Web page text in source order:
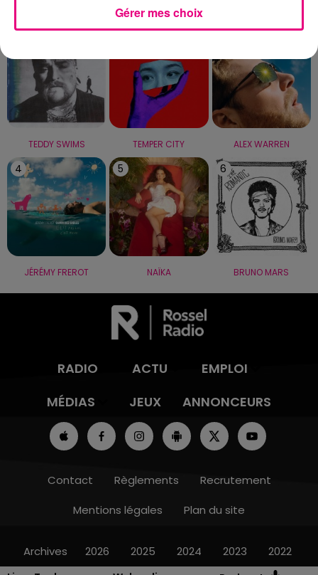
TEDDY SWIMS TEMPER CITY ALEX WARREN
4
JÉRÉMY FREROT
5
NAÏKA
6
BRUNO MARS
RADIO ACTU
EMPLOI
MÉDIAS
JEUX ANNONCEURS
Contact Règlements
Recrutement
Mentions légales
Plan du site
Archives 2026 2025 2024 2023 2022
Gérer mes choix